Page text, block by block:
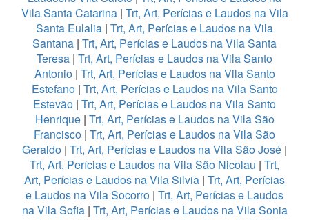
Vila Santa Catarina| Trt, Art, Perícias e Laudos na Vila
Santa Eulalia | Trt, Art, Perícias e Laudos na Vila
Santana | Trt, Art, Perícias e Laudos na Vila Santa
Teresa | Trt, Art, Perícias e Laudos na Vila Santo
Antonio| Trt, Art, Perícias e Laudos na Vila Santo
Estefano| Trt, Art, Perícias e Laudos na Vila Santo
Estevão | Trt, Art, Perícias e Laudos na Vila Santo
Henrique| Trt, Art, Perícias e Laudos na Vila São
Francisco | Trt, Art, Perícias e Laudos na Vila São
Geraldo | Trt, Art, Perícias e Laudos na Vila São José |
Trt, Art, Perícias e Laudos na Vila São Nicolau | Trt,
Art, Perícias e Laudos na Vila Silvia | Trt, Art, Perícias
e Laudos na Vila Socorro | Trt, Art, Perícias e Laudos
na Vila Sofia| Trt, Art, Perícias e Laudos na Vila Sonia